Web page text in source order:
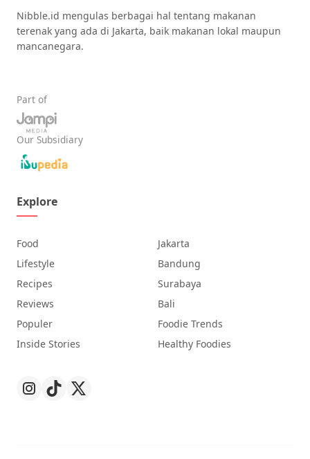
Nibble.id mengulas berbagai hal tentang makanan
terenak yang ada di Jakarta, baik makanan lokal maupun
mancanegara.
Part of
Our Subsidiary
Explore
Food
Lifestyle
Recipes
Reviews
Populer
Inside Stories
Jakarta
Bandung
Surabaya
Bali
Foodie Trends
Healthy Foodies